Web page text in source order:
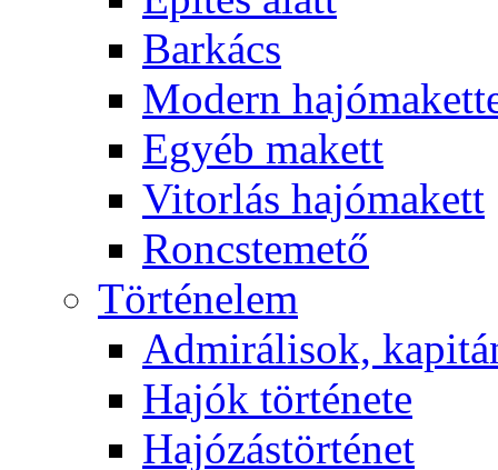
Barkács
Modern
Egyéb makett
Vitorlás hajómakett
Roncstemető
Történelem
Admirálisok,
Hajók története
Hajózástörténet